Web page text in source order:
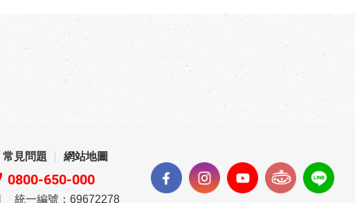
常見問題 網站地圖
0800-650-000
統一編號：69672278